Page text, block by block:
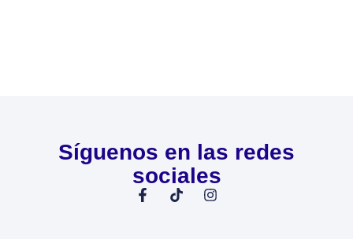
Síguenos en las redes
sociales